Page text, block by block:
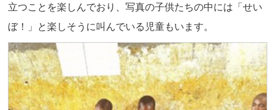
立つことを楽しんでおり、写真の子供たちの中には「せい
ぼ！」と楽しそうに叫んでいる児童もいます。